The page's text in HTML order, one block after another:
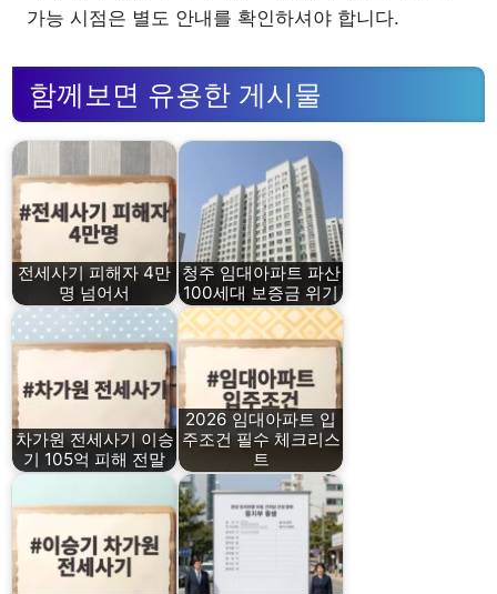
가능 시점은 별도 안내를 확인하셔야 합니다.
함께보면 유용한 게시물
전세사기 피해자 4만
명 넘어서
청주 임대아파트 파산
100세대 보증금 위기
차가원 전세사기 이승
기 105억 피해 전말
2026 임대아파트 입
주조건 필수 체크리스
트